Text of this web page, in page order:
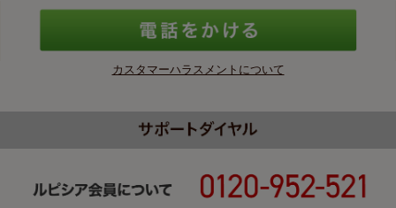
カスタマーハラスメントについて